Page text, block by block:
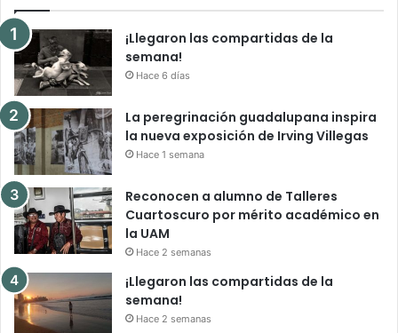
¡Llegaron las compartidas de la
semana!
Hace 6 días
La peregrinación guadalupana inspira
la nueva exposición de Irving Villegas
Hace 1 semana
Reconocen a alumno de Talleres
Cuartoscuro por mérito académico en
la UAM
Hace 2 semanas
¡Llegaron las compartidas de la
semana!
Hace 2 semanas